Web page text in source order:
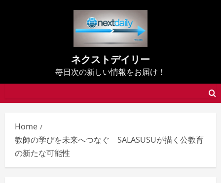
ネクストデイリー
毎日次の新しい情報をお届け！
Home
教師の学びを未来へつなぐ SALASUSUが描く公教育
の新たな可能性